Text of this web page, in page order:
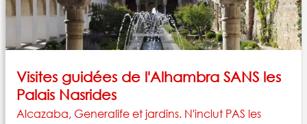
Visites guidées de l'Alhambra SANS les
Palais Nasrides
Alcazaba, Generalife et jardins. N'inclut PAS les